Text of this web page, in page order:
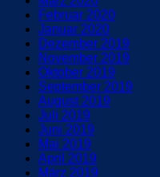
Februar 2020
Januar 2020
Dezember 2019
November 2019
Oktober 2019
September 2019
August 2019
Juli 2019
Juni 2019
Mai 2019
April 2019
März 2019